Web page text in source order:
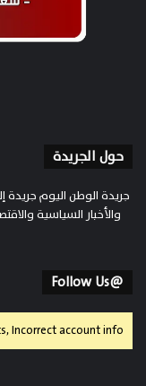
حول الجريدة
جريدة الوطن اليوم جريدة
والأخبار السياسية
@Follow Us
Incorrect account info.